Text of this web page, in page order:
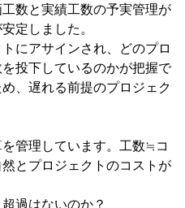
数と実績工数の予実管理が
定しました。
にアサインされ、どのプロ
投下しているのかが把握で
、遅れる前提のプロジェク
管理しています。工数≒コ
とプロジェクトのコストが
過はないのか？